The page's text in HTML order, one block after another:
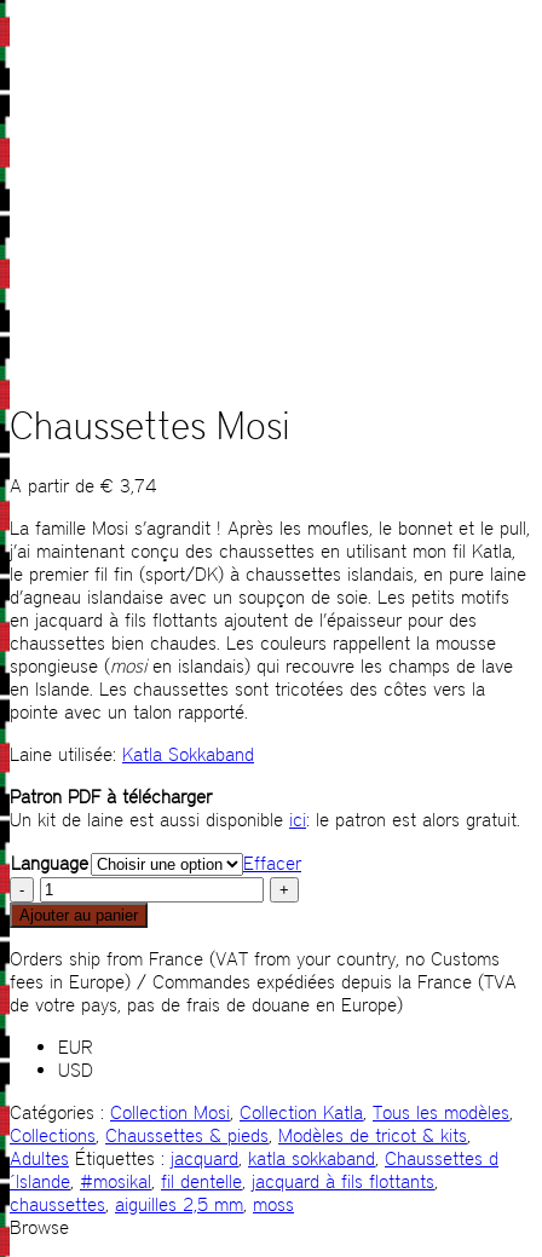
Chaussettes Mosi
A partir de € 3,74
La famille Mosi s’agrandit ! Après les moufles, le bonnet et le pull,
j’ai maintenant conçu des chaussettes en utilisant mon fil Katla,
le premier fil fin (sport/DK) à chaussettes islandais, en pure laine
d’agneau islandaise avec un soupçon de soie. Les petits motifs
en jacquard à fils flottants ajoutent de l’épaisseur pour des
chaussettes bien chaudes. Les couleurs rappellent la mousse
spongieuse (mosien islandais) qui recouvre les champs de lave
en Islande. Les chaussettes sont tricotées des côtes vers la
pointe avec un talon rapporté.
Laine utilisée: Katla Sokkaband
Patron PDF à télécharger
Un kit de laine est aussi disponible ici: le patron est alors gratuit.
Language
Effacer
quantité
de
Chaussettes
Mosi
Ajouter au panier
Orders ship from France (VAT from your country, no Customs
fees in Europe) / Commandes expédiées depuis la France (TVA
de votre pays, pas de frais de douane en Europe)
EUR
USD
Catégories : Collection Mosi, Collection Katla, Tous les modèles,
Collections, Chaussettes & pieds, Modèles de tricot & kits,
Adultes Étiquettes : jacquard, katla sokkaband, Chaussettes d
´Islande, #mosikal, fil dentelle, jacquard à fils flottants,
chaussettes, aiguilles 2,5 mm, moss
Browse